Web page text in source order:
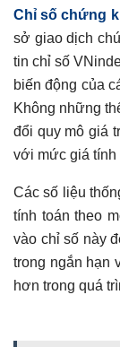
Lịch sử biến
Ý nghĩa các
Thể hiện
Thể hiện
Thể hiện
Kết luận
Có thể
Chỉ số chứng
sở giao dịch
tin chỉ số
biến động của
Không những
đổi quy mô giá
với mức giá tính
Các số liệu
tính toán theo
vào chỉ số này
trong ngắn hạn
hơn trong quá